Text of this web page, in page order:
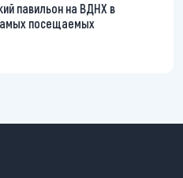
павильон на ВДНХ в
посещаемых